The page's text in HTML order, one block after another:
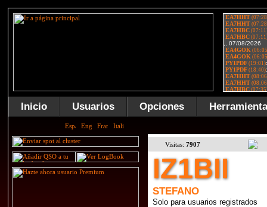
Inicio Usuarios Opciones
Visitas: 7907
IZ1BII
STEFANO
Solo para usuarios registrados